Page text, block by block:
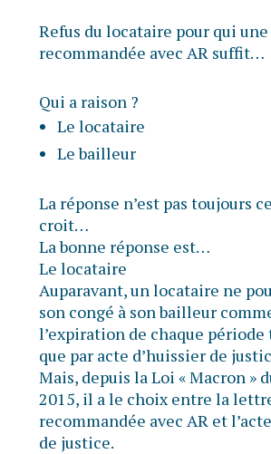
Refus du locataire pour qui
recommandée avec AR suffit…
Qui a raison ?
Le locataire
Le bailleur
La réponse n’est pas toujours
croit…
La bonne réponse est…
Le locataire
Auparavant, un locataire ne
son congé à son bailleur
l’expiration de chaque
que par acte d’huissier de
Mais, depuis la Loi « Macron »
2015, il a le choix entre la
recommandée avec AR et
de justice.